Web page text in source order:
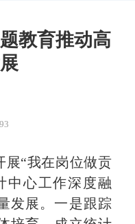
教育推动高
“我在岗位做贡
中心工作深度融
发展。一是跟踪